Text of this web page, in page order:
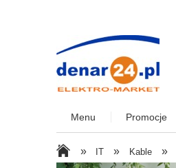
Menu Promocje
» IT » Kable »